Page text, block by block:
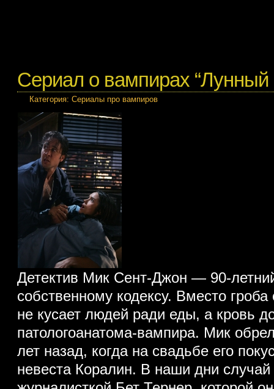
Сериал о вампирах “Лунный
Категория: Сериалы про вампиров
Детектив Мик Сент-Джон — 90-
собственному кодексу. Вместо
не кусает людей ради еды, а кровь
патологоанатома-вампира. Мик
лет назад, когда на свадьбе его
невеста Коралин. В наши дни случай